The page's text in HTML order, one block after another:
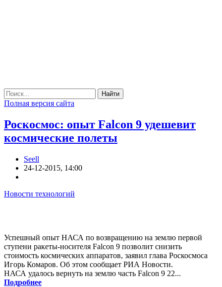
Найти
Полная версия сайта
Роскосмос: опыт Falcon 9 удешевит
космические полеты
Seell
24-12-2015, 14:00
Новости технологий
Успешный опыт НАСА по возвращению на землю первой
ступени ракеты-носителя Falcon 9 позволит снизить
стоимость космических аппаратов, заявил глава Роскосмоса
Игорь Комаров. Об этом сообщает РИА Новости.
НАСА удалось вернуть на землю часть Falcon 9 22...
Подробнее